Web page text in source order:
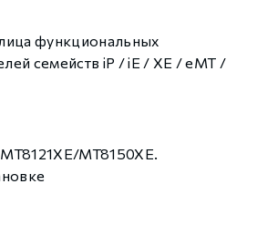
функциональных
семейств iP / iE / XE / eMT /
MT8150XE.